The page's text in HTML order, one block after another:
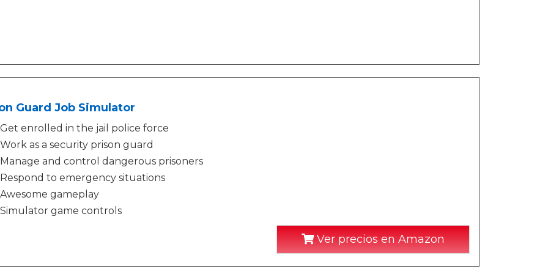
Guard Job Simulator
Get enrolled in the jail police force
Work as a security prison guard
Manage and control dangerous prisoners
Respond to emergency situations
Awesome gameplay
Simulator game controls
Ver precios en Amazon